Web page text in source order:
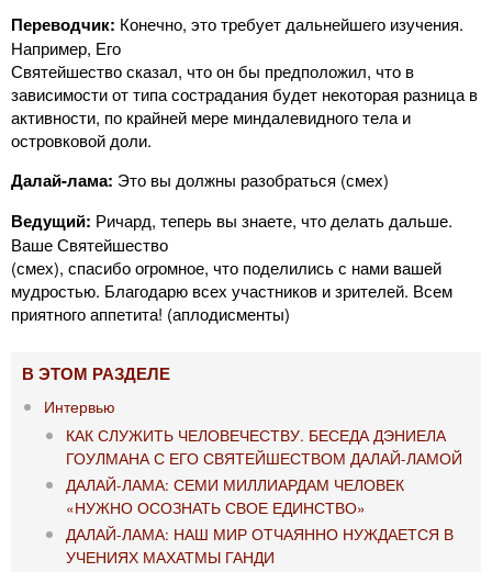
Переводчик: Конечно, это требует дальнейшего изучения.
Например, Его
Святейшество сказал, что он бы предположил, что в
зависимости от типа сострадания будет некоторая разница в
активности, по крайней мере миндалевидного тела и
островковой доли.
Далай-лама: Это вы должны разобраться (смех)
Ведущий: Ричард, теперь вы знаете, что делать дальше.
Ваше Святейшество
(смех), спасибо огромное, что поделились с нами вашей
мудростью. Благодарю всех участников и зрителей. Всем
приятного аппетита! (аплодисменты)
В ЭТОМ РАЗДЕЛЕ
Интервью
КАК СЛУЖИТЬ ЧЕЛОВЕЧЕСТВУ. БЕСЕДА ДЭНИЕЛА
ГОУЛМАНА С ЕГО СВЯТЕЙШЕСТВОМ ДАЛАЙ-ЛАМОЙ
ДАЛАЙ-ЛАМА: СЕМИ МИЛЛИАРДАМ ЧЕЛОВЕК
«НУЖНО ОСОЗНАТЬ СВОЕ ЕДИНСТВО»
ДАЛАЙ-ЛАМА: НАШ МИР ОТЧАЯННО НУЖДАЕТСЯ В
УЧЕНИЯХ МАХАТМЫ ГАНДИ